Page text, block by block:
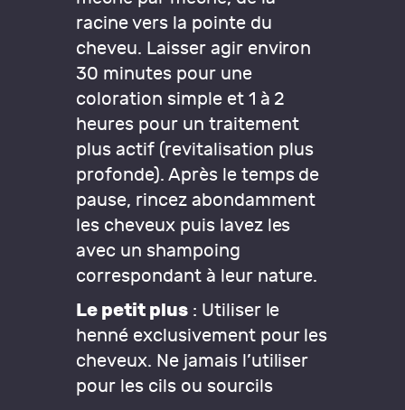
racine vers la pointe du
cheveu. Laisser agir environ
30 minutes pour une
coloration simple et 1 à 2
heures pour un traitement
plus actif (revitalisation plus
profonde). Après le temps de
pause, rincez abondamment
les cheveux puis lavez les
avec un shampoing
correspondant à leur nature.
Le petit plus: Utiliser le
henné exclusivement pour les
cheveux. Ne jamais l’utiliser
pour les cils ou sourcils